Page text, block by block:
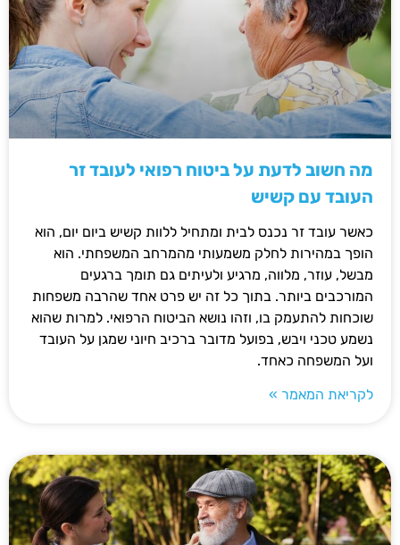
מה חשוב לדעת על ביטוח רפואי לעובד זר
העובד עם קשיש
כאשר עובד זר נכנס לבית ומתחיל ללוות קשיש ביום יום, הוא
הופך במהירות לחלק משמעותי מהמרחב המשפחתי. הוא
מבשל, עוזר, מלווה, מרגיע ולעיתים גם תומך ברגעים
המורכבים ביותר. בתוך כל זה יש פרט אחד שהרבה משפחות
שוכחות להתעמק בו, וזהו נושא הביטוח הרפואי. למרות שהוא
נשמע טכני ויבש, בפועל מדובר ברכיב חיוני שמגן על העובד
ועל המשפחה כאחד.
לקריאת המאמר »